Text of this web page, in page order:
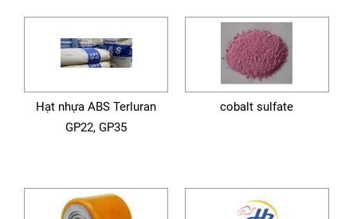
Hạt nhựa ABS Terluran
GP22, GP35
cobalt sulfate